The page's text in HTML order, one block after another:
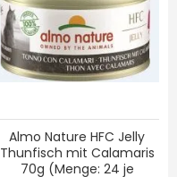
Almo Nature HFC Jelly
Thunfisch mit Calamaris
70g (Menge: 24 je